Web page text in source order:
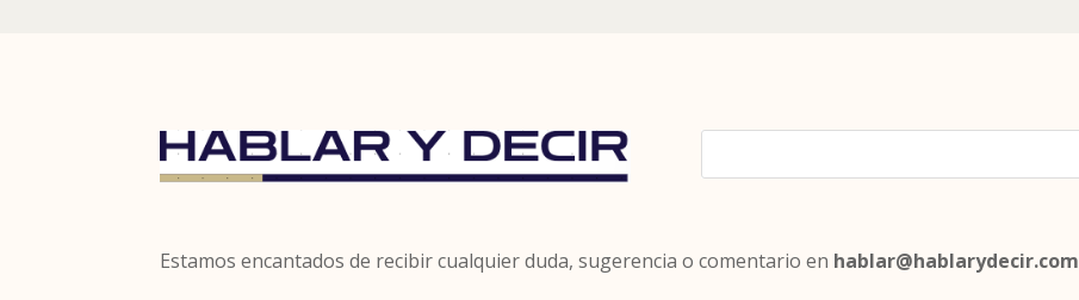
Estamos encantados de recibir cualquier duda, sugerencia o comentario en hablar@hablarydecir.com